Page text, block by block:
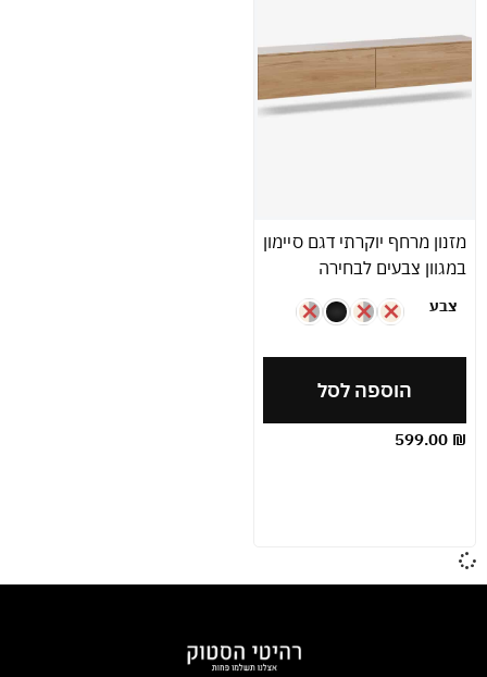
599.00 ₪
מזנון מרחף יוקרתי דגם סיימון
במגוון צבעים לבחירה
צבע
הוספה לסל